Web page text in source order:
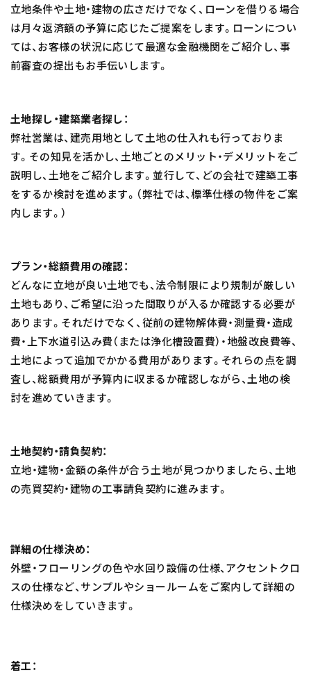
立地条件や土地・建物の広さだけでなく、ローンを借りる場合
は月々返済額の予算に応じたご提案をします。ローンについ
ては、お客様の状況に応じて最適な金融機関をご紹介し、事
前審査の提出もお手伝いします。
土地探し・建築業者探し：
弊社営業は、建売用地として土地の仕入れも行っておりま
す。その知見を活かし、土地ごとのメリット・デメリットをご
説明し、土地をご紹介します。並行して、どの会社で建築工事
をするか検討を進めます。（弊社では、標準仕様の物件をご案
内します。）
プラン・総額費用の確認：
どんなに立地が良い土地でも、法令制限により規制が厳しい
土地もあり、ご希望に沿った間取りが入るか確認する必要が
あります。それだけでなく、従前の建物解体費・測量費・造成
費・上下水道引込み費（または浄化槽設置費）・地盤改良費等、
土地によって追加でかかる費用があります。それらの点を調
査し、総額費用が予算内に収まるか確認しながら、土地の検
討を進めていきます。
土地契約・請負契約：
立地・建物・金額の条件が合う土地が見つかりましたら、土地
の売買契約・建物の工事請負契約に進みます。
詳細の仕様決め：
外壁・フローリングの色や水回り設備の仕様、アクセントクロ
スの仕様など、サンプルやショールームをご案内して詳細の
仕様決めをしていきます。
着工：